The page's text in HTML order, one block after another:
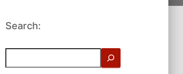
Search: